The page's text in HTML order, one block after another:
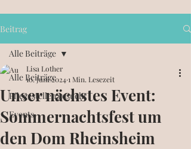
Beitrag
Alle Beiträge
Pflegestellen gesucht
Events
Alle Beiträge
Unser nächstes Event:
Sommernachtsfest um
den Dom Rheinsheim
Lisa Lother
10. Juni 20241 Min. Lesezeit